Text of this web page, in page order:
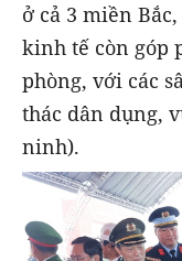
ở cả 3 miền
kinh tế còn góp
phòng, với các
thác dân dụng,
ninh).